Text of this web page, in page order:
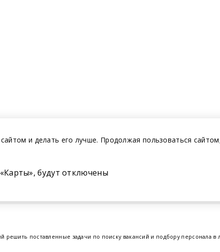
поставленные задачи по поиску вакансий и подбору персонала
и делать его лучше. Продолжая пользоваться
будут отключены